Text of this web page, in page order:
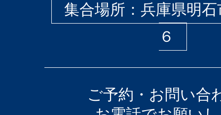
集合場所：兵庫県明
６
ご予約・お問い合